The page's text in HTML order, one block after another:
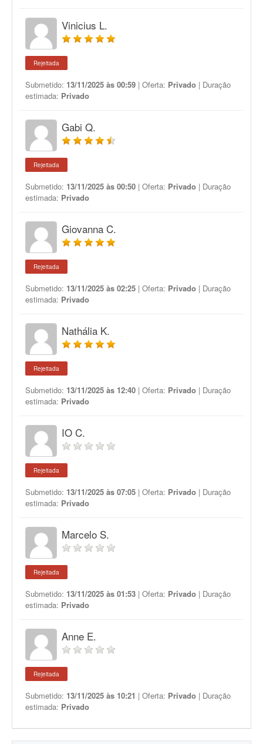
Vinicius L.
Rejeitada
Submetido: 13/11/2025 às 00:59 | Oferta: Privado | Duração
estimada: Privado
Gabi Q.
Rejeitada
Submetido: 13/11/2025 às 00:50 | Oferta: Privado | Duração
estimada: Privado
Giovanna C.
Rejeitada
Submetido: 13/11/2025 às 02:25 | Oferta: Privado | Duração
estimada: Privado
Nathália K.
Rejeitada
Submetido: 13/11/2025 às 12:40 | Oferta: Privado | Duração
estimada: Privado
IO C.
Rejeitada
Submetido: 13/11/2025 às 07:05 | Oferta: Privado | Duração
estimada: Privado
Marcelo S.
Rejeitada
Submetido: 13/11/2025 às 01:53 | Oferta: Privado | Duração
estimada: Privado
Anne E.
Rejeitada
Submetido: 13/11/2025 às 10:21 | Oferta: Privado | Duração
estimada: Privado